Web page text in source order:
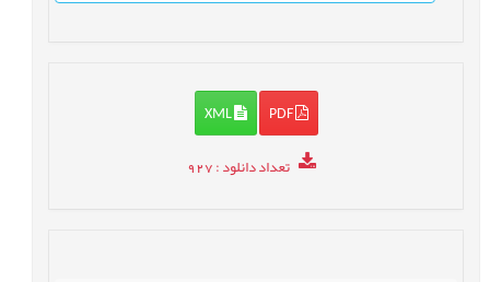
PDF
XML
تعداد دانلود: 927